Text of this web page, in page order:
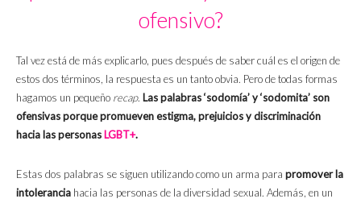
ofensivo?
Tal vez está de más explicarlo, pues después de saber cuál es el origen de
estos dos términos, la respuesta es un tanto obvia. Pero de todas formas
hagamos un pequeño recap. Las palabras ‘sodomía’ y ‘sodomita’ son
ofensivas porque promueven estigma, prejuicios y discriminación
hacia las personasLGBT+.
Estas dos palabras se siguen utilizando como un arma para promover la
intolerancia hacia las personas de la diversidad sexual. Además, en un